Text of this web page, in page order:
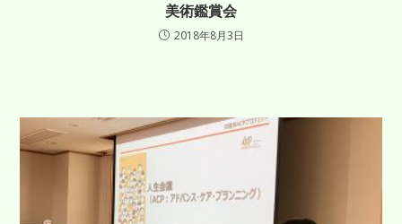
美術鑑賞会
2018年8月3日